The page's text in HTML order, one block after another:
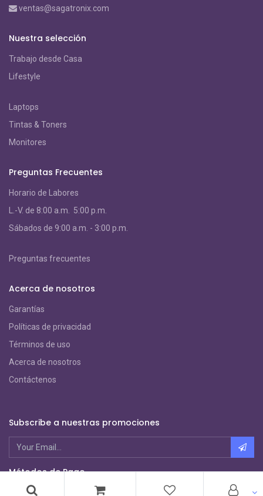
ventas@sagatronix.com
Nuestra selección
Trabajo desde Casa
Lifestyle
Laptops
Tintas & Toners
Monitores
Preguntas Frecuentes
Horario de Labores
L.-V. de 8:00 a.m. 5:00 p.m.
Sábados de 9:00 a.m. - 3:00 p.m.
Preguntas frecuentes
Acerca de nosotros
Garantías
Políticas de privacidad
Términos de uso
Acerca de nosotros
Contáctenos
Subscribe a nuestras promociones
Métodos de Pago